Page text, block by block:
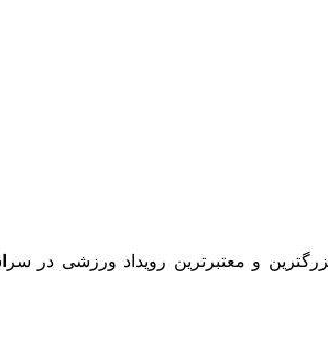
و معتبرترین رویداد ورزشی در